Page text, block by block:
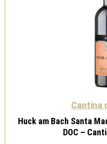
Cantina
Huck am Bach Santa
DOC –